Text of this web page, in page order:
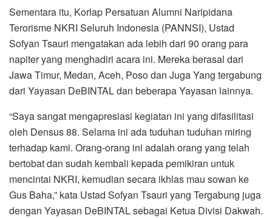
Sementara itu, Korlap Persatuan Alumni Naripidana
Terorisme NKRI Seluruh Indonesia (PANNSI), Ustad
Sofyan Tsauri mengatakan ada lebih dari 90 orang para
napiter yang menghadiri acara ini. Mereka berasal dari
Jawa Timur, Medan, Aceh, Poso dan Juga Yang tergabung
dari Yayasan DeBINTAL dan beberapa Yayasan lainnya.
“Saya sangat mengapresiasi kegiatan ini yang difasilitasi
oleh Densus 88. Selama ini ada tuduhan tuduhan miring
terhadap kami. Orang-orang ini adalah orang yang telah
bertobat dan sudah kembali kepada pemikiran untuk
mencintai NKRI, kemudian secara ikhlas mau sowan ke
Gus Baha,” kata Ustad Sofyan Tsauri yang Tergabung juga
dengan Yayasan DeBINTAL sebagai Ketua Divisi Dakwah.